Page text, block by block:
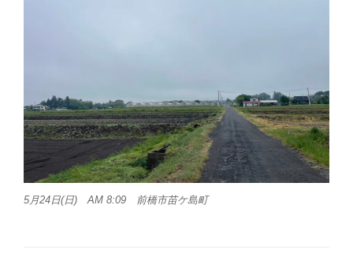
5月24日(日) AM 8:09 前橋市苗ケ島町